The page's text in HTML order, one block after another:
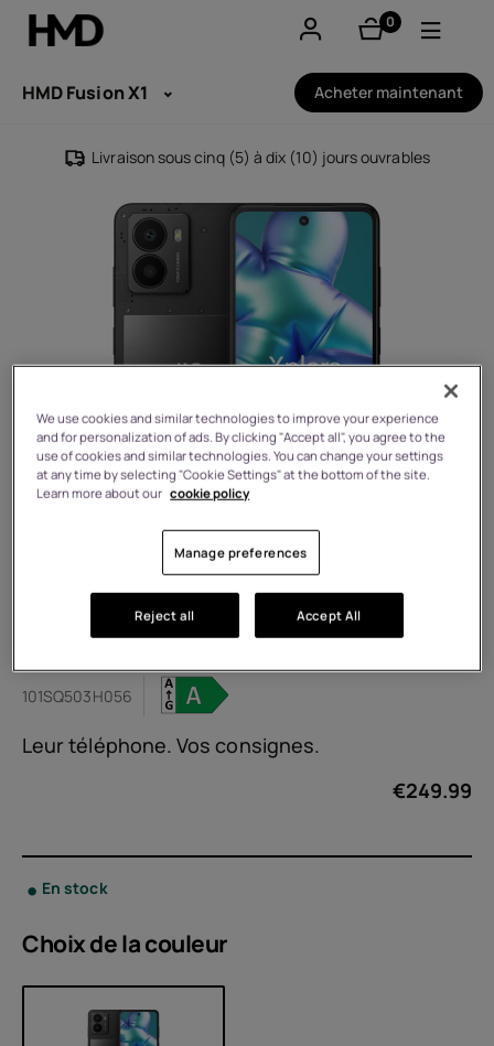
0
éléments
Smartphones
Téléphones classiques
Accessoires
Offres
HMD Fusion X1 Acheter maintenant
Livraison sous cinq (5) à dix (10) jours ouvrables
HMD Fusion X1
101SQ503H056
Leur téléphone. Vos consignes.
€249.99
En stock
Choix de lacouleur
We use cookies and similar technologies to improve your experience
and for personalization of ads. By clicking "Accept all", you agree to the
use of cookies and similar technologies. You can change your settings
at any time by selecting "Cookie Settings" at the bottom of the site.
Learn more about our cookie policy
Manage preferences
Reject all Accept All